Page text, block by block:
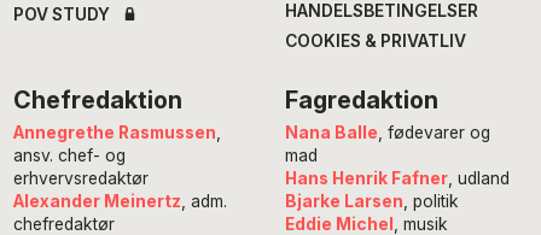
POV STUDY
HANDELSBETINGELSER
COOKIES & PRIVATLIV
Chefredaktion
Annegrethe Rasmussen
ansv. chef- og
erhvervsredaktør
Alexander Meinertz , adm.
chefredaktør
Fagredaktion
Nana Balle , fødevarer og
mad
Hans Henrik Fafner, udland
Bjarke Larsen , politik
Eddie Michel
, musik